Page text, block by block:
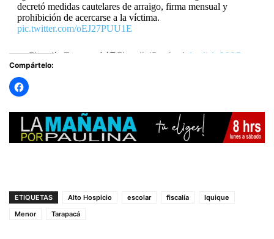
decretó medidas cautelares de arraigo, firma mensual y
prohibición de acercarse a la víctima.
pic.twitter.com/oEJ27PUU1E
— Fiscalía Tarapacá (@FiscaliaIRegion) April 1, 2025
Compártelo:
ETIQUETAS Alto Hospicio escolar fiscalía
Iquique
Menor
Tarapacá